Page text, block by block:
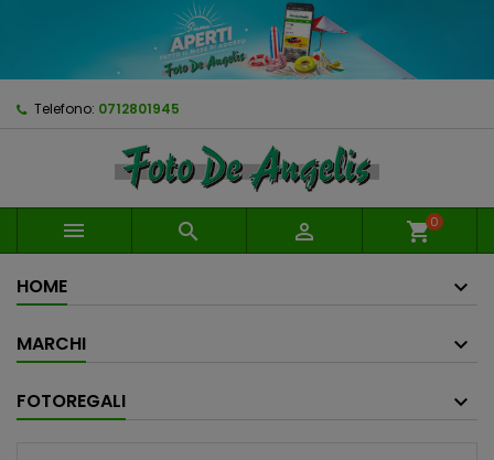
Telefono: 0712801945
   shopping_cart0
HOME
MARCHI
FOTOREGALI